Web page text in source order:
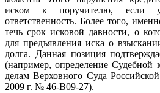
иском к поручителю, если
ответственность. Более того,
течь срок исковой давности, о
для предъявления иска о
долга. Данная позиция
(например, определение Судебной
делам Верховного Суда
2009 г. № 46-В09-27).